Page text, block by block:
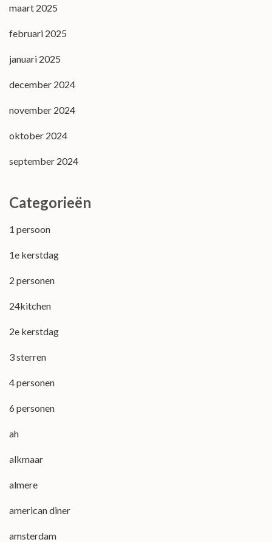
maart 2025
februari 2025
januari 2025
december 2024
november 2024
oktober 2024
september 2024
Categorieën
1 persoon
1e kerstdag
2 personen
24kitchen
2e kerstdag
3 sterren
4 personen
6 personen
ah
alkmaar
almere
american diner
amsterdam